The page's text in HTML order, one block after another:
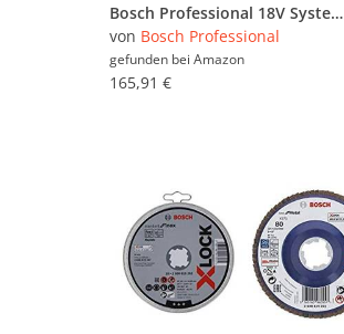
Bosch Professional 18V System Akku-Drehschlagschrauber GDX 18V-285 (inkl. L-BOXX)
von Bosch Professional
gefunden bei Amazon
165,91 €